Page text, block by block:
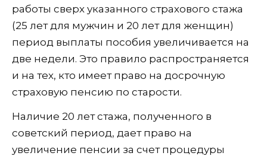
работы сверх указанного страхового стажа
(25 лет для мужчин и 20 лет для женщин)
период выплаты пособия увеличивается на
две недели. Это правило распространяется
и на тех, кто имеет право на досрочную
страховую пенсию по старости.
Наличие 20 лет стажа, полученного в
советский период, дает право на
увеличение пенсии за счет процедуры